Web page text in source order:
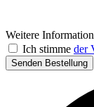
Weitere
Ich stimme der
Senden Bestellung